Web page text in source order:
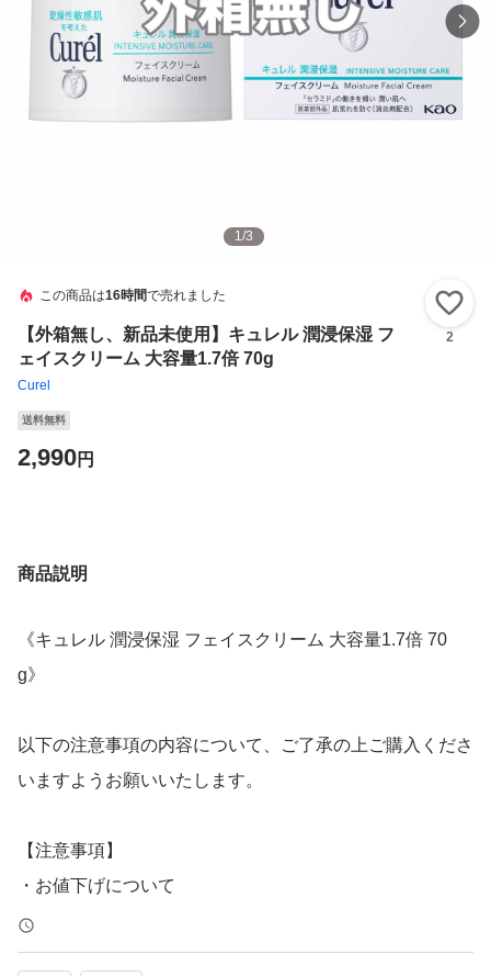
1/3
この商品は16時間で売れました
【外箱無し、新品未使用】キュレル 潤浸保湿 フ
ェイスクリーム 大容量1.7倍 70g
Curel
2
送料無料
2,990円
商品説明
《キュレル 潤浸保湿 フェイスクリーム 大容量1.7倍 70
g》
以下の注意事項の内容について、ご了承の上ご購入くださ
いますようお願いいたします。
【注意事項】
・お値下げについて
申し訳ございませんが、ご対応出来かねます。